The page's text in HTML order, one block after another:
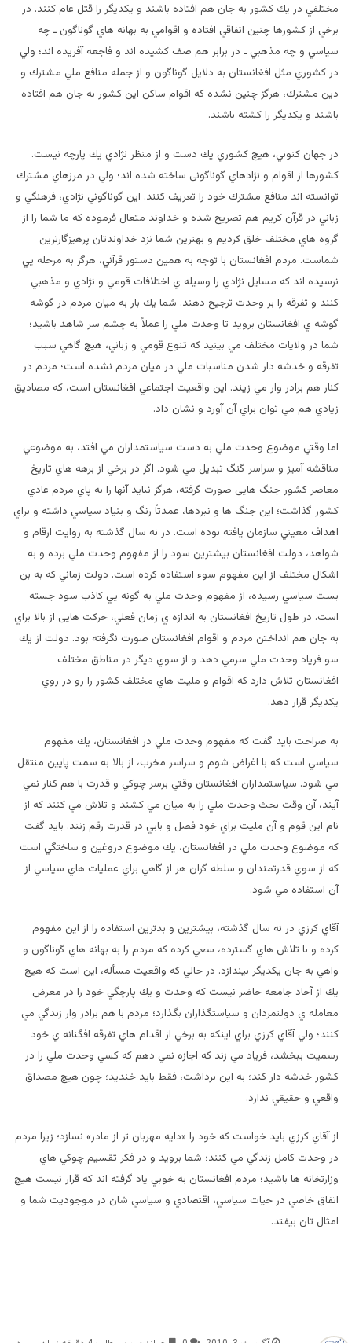
مختلفي در يك كشور به جان هم افتاده باشند و يكديگر را قتل عام كنند. در
برخي از كشورها چنين اتفاقي افتاده و اقوامي به بهانه هاي گوناگون ـ چه
سياسي و چه مذهبي ـ در برابر هم صف كشيده اند و فاجعه آفريده اند؛ ولي
در كشوري مثل افغانستان به دلايل گوناگون و از جمله منافع ملي مشترك و
دين مشترك، هرگز چنين نشده كه اقوام ساكن اين كشور به جان هم افتاده
باشند و يكديگر را كشته باشند.
در جهان كنوني، هيچ كشوري يك دست و از منظر نژادي يك پارچه نيست.
كشورها از اقوام و نژادهاي گوناگونی ساخته شده اند؛ ولي در مرزهاي مشترك
توانسته اند منافع مشترك خود را تعريف كنند. اين گوناگوني نژادي، فرهنگي و
زباني در قرآن كريم هم تصريح شده و خداوند متعال فرموده كه ما شما را از
گروه هاي مختلف خلق كرديم و بهترين شما نزد خداوندتان پرهيزگارترين
شماست. مردم افغانستان با توجه به همين دستور قرآني، هرگز به مرحله یي
نرسيده اند كه مسايل نژادي را وسيله ي اختلافات قومي و نژادي و مذهبي
كنند و تفرقه را بر وحدت ترجيح دهند. شما يك بار به ميان مردم در گوشه
گوشه ي افغانستان برويد تا وحدت ملي را عملاً به چشم سر شاهد باشيد؛
شما در ولايات مختلف مي بينيد که تنوع قومي و زباني، هيچ گاهي سبب
تفرقه و خدشه دار شدن مناسبات ملي در ميان مردم نشده است؛ مردم در
كنار هم برادر وار مي زيند. اين واقعيت اجتماعي افغانستان است، که مصاديق
زيادي هم مي توان براي آن آورد و نشان داد.
اما وقتي موضوع وحدت ملي به دست سياستمداران مي افتد، به موضوعي
مناقشه آميز و سراسر گنگ تبدیل مي شود. اگر در برخي از برهه هاي تاريخ
معاصر كشور جنگ هايی صورت گرفته، هرگز نبايد آنها را به پاي مردم عادي
كشور گذاشت؛ اين جنگ ها و نبردها، عمدتاً رنگ و بنياد سياسي داشته و براي
اهداف معيني سازمان يافته بوده است. در نه سال گذشته به روايت ارقام و
شواهد، دولت افغانستان بيشترين سود را از مفهوم وحدت ملي برده و به
اشكال مختلف از اين مفهوم سوء استفاده كرده است. دولت زماني كه به بن
بست سياسي رسيده، از مفهوم وحدت ملي به گونه یي كاذب سود جسته
است. در طول تاريخ افغانستان به اندازه ي زمان فعلي، حركت هايی از بالا براي
به جان هم انداختن مردم و اقوام افغانستان صورت نگرفته بود. دولت از يك
سو فرياد وحدت ملي سرمي دهد و از سوي ديگر در مناطق مختلف
افغانستان تلاش دارد كه اقوام و مليت هاي مختلف كشور را رو در روي
يكديگر قرار دهد.
به صراحت بايد گفت كه مفهوم وحدت ملي در افغانستان، يك مفهوم
سياسي است كه با اغراض شوم و سراسر مخرب، از بالا به سمت پايين منتقل
مي شود. سياستمداران افغانستان وقتي برسر چوكي و قدرت با هم كنار نمي
آيند، آن وقت بحث وحدت ملي را به ميان مي كشند و تلاش مي كنند كه از
نام اين قوم و آن مليت براي خود فصل و بابي در قدرت رقم زنند. بايد گفت
كه موضوع وحدت ملي در افغانستان، يك موضوع دروغين و ساختگي است
كه از سوي قدرتمندان و سلطه گران هر از گاهي براي عمليات هاي سياسي از
آن استفاده مي شود.
آقاي‌ كرزي در نه سال گذشته، بيشترين و بدترين استفاده را از اين مفهوم
كرده و با تلاش هاي گسترده، سعي كرده كه مردم را به بهانه هاي گوناگون و
واهي به جان يكديگر بيندازد. در حالي كه واقعيت مسأله، اين است كه هيچ
يك از آحاد جامعه حاضر نيست كه وحدت و يك پارچگي خود را در معرض
معامله ي دولتمردان و سياستگذاران بگذارد؛ مردم با هم برادر وار زندگي مي
كنند؛ ولي آقاي كرزي براي اينكه به برخي از اقدام هاي تفرقه افگنانه ي خود
رسميت ببخشد، فرياد مي زند كه اجازه نمي دهم كه كسي وحدت ملي را در
كشور خدشه دار كند؛ به اين برداشت، فقط بايد خنديد؛ چون هيچ مصداق
واقعي و حقيقي ندارد.
از آقاي كرزي بايد خواست كه خود را «دايه مهربان تر از مادر» نسازد؛ زیرا مردم
در وحدت كامل زندگي مي كنند؛ شما برويد و در فكر تقسيم چوكي هاي
وزارتخانه ها باشيد؛ مردم افغانستان به خوبي ياد گرفته اند كه قرار نيست هيچ
اتفاق خاصي در حيات سياسي، اقتصادي و سياسي شان در موجوديت شما و
امثال تان بيفتد.